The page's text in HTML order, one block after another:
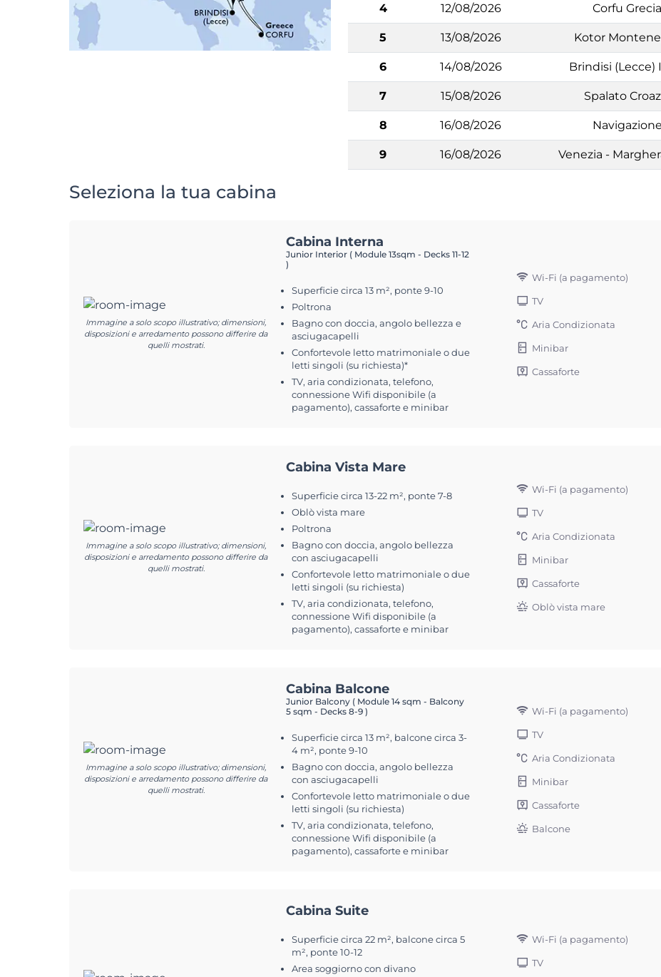
4 12/08/2026 Corfu Grecia
5 13/08/2026 Kotor
6 14/08/2026 Brindisi (Lecce)
7 15/08/2026 Spalato
8 16/08/2026 Navigazione
9 16/08/2026 Venezia -
Seleziona la tua cabina
Immagine a solo scopo illustrativo; dimensioni,
disposizioni e arredamento possono differire da
quelli mostrati.
Cabina Interna
Junior Interior ( Module 13sqm - Decks 11-12
)
Superficie circa 13 m², ponte 9-10
Poltrona
Bagno con doccia, angolo bellezza e
asciugacapelli
Confortevole letto matrimoniale o due
letti singoli (su richiesta)*
TV, aria condizionata, telefono,
connessione Wifi disponibile (a
pagamento), cassaforte e minibar
Wi-Fi (a pagamento)
TV
Aria Condizionata
Minibar
Cassaforte
Immagine a solo scopo illustrativo; dimensioni,
disposizioni e arredamento possono differire da
quelli mostrati.
Cabina Vista Mare
Superficie circa 13-22 m², ponte 7-8
Oblò vista mare
Poltrona
Bagno con doccia, angolo bellezza
con asciugacapelli
Confortevole letto matrimoniale o due
letti singoli (su richiesta)
TV, aria condizionata, telefono,
connessione Wifi disponibile (a
pagamento), cassaforte e minibar
Wi-Fi (a pagamento)
TV
Aria Condizionata
Minibar
Cassaforte
Oblò vista mare
Immagine a solo scopo illustrativo; dimensioni,
disposizioni e arredamento possono differire da
quelli mostrati.
Cabina Balcone
Junior Balcony ( Module 14 sqm - Balcony
5 sqm - Decks 8-9 )
Superficie circa 13 m², balcone circa 3-
4 m², ponte 9-10
Bagno con doccia, angolo bellezza
con asciugacapelli
Confortevole letto matrimoniale o due
letti singoli (su richiesta)
TV, aria condizionata, telefono,
connessione Wifi disponibile (a
pagamento), cassaforte e minibar
Wi-Fi (a pagamento)
TV
Aria Condizionata
Minibar
Cassaforte
Balcone
Cabina Suite
Superficie circa 22 m², balcone circa 5
m², ponte 10-12
Area soggiorno con divano
Wi-Fi (a pagamento)
TV